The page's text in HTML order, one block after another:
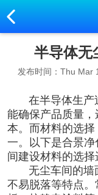
半导体无
发布时间：Thu Mar
在半导体生产
能确保产品质量
本。而材料的选
一。以下是合景净
间建设材料的选择
无尘车间的墙
不易脱落等特点